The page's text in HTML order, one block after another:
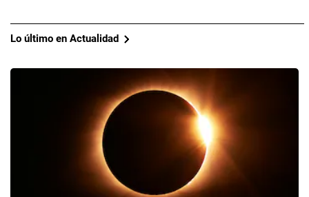
Lo último en Actualidad